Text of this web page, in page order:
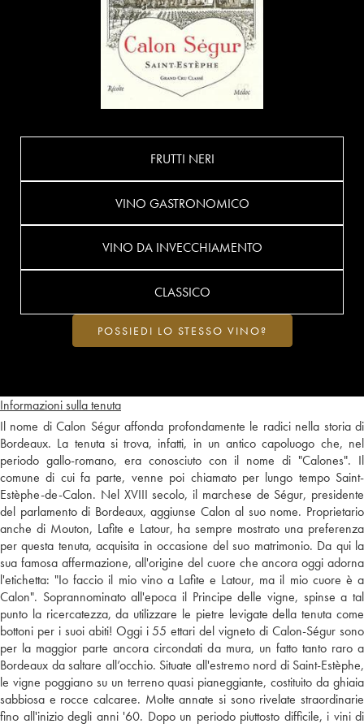
Informazioni sulla tenuta
Il nome di Calon Ségur affonda profondamente le radici nella storia di
Bordeaux. La tenuta si trova, infatti, in un antico capoluogo che, nel
periodo gallo-romano, era conosciuto con il nome di "Calones". Il
comune di cui fa parte, venne poi chiamato per lungo tempo Saint-
Estèphe-de-Calon. Nel XVIII secolo, il marchese de Ségur, presidente
del parlamento di Bordeaux, aggiunse Calon al suo nome. Proprietario
anche di Mouton, Lafite e Latour, ha sempre mostrato una preferenza
per questa tenuta, acquisita in occasione del suo matrimonio. Da qui la
sua famosa affermazione, all'origine del cuore che ancora oggi adorna
l'etichetta: "Io faccio il mio vino a Lafite e Latour, ma il mio cuore è a
Calon". Soprannominato all'epoca il Principe delle vigne, spinse a tal
punto la ricercatezza, da utilizzare le pietre levigate della tenuta come
bottoni per i suoi abiti! Oggi i 55 ettari del vigneto di Calon-Ségur sono
per la maggior parte ancora circondati da mura, un fatto tanto raro a
Bordeaux da saltare all’occhio. Situate all'estremo nord di Saint-Estèphe,
le vigne poggiano su un terreno quasi pianeggiante, costituito da ghiaia
sabbiosa e rocce calcaree. Molte annate si sono rivelate straordinarie
fino all'inizio degli anni '60. Dopo un periodo piuttosto difficile, i vini di
FRUTTI NERI
VINO GASTRONOMICO
VINO DA INVECCHIAMENTO
CLASSICO
POSSIEDI LO STESSO VINO?